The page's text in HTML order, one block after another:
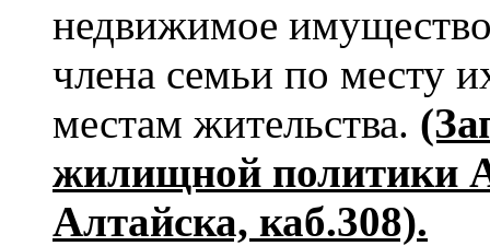
недвижимое
члена семьи по месту
местам жительства.
жилищной политики
Алтайска, каб.308).